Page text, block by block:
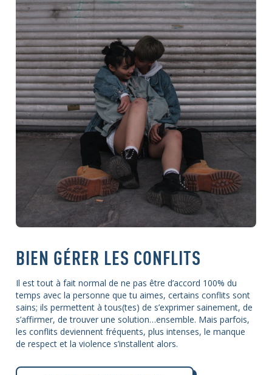
BIEN GÉRER LES CONFLITS
Il est tout à fait normal de ne pas être d’accord 100% du
temps avec la personne que tu aimes, certains conflits sont
sains; ils permettent à tous(tes) de s’exprimer sainement, de
s’affirmer, de trouver une solution…ensemble. Mais parfois,
les conflits deviennent fréquents, plus intenses, le manque
de respect et la violence s’installent alors.